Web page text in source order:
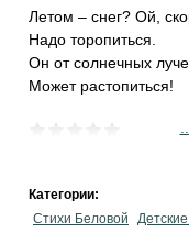
Летом – снег? Ой,
Надо торопиться.
Он от солнечных
Может растопиться!
Категории:
Стихи Беловой